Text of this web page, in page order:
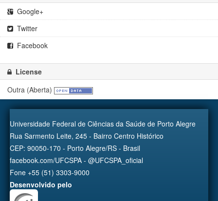
Google+
Twitter
Facebook
License
Outra (Aberta)
Universidade Federal de Ciências da Saúde de Porto Alegre
Rua Sarmento Leite, 245 - Bairro Centro Histórico
CEP: 90050-170 - Porto Alegre/RS - Brasil
facebook.com/UFCSPA - @UFCSPA_oficial
Fone +55 (51) 3303-9000
Desenvolvido pelo